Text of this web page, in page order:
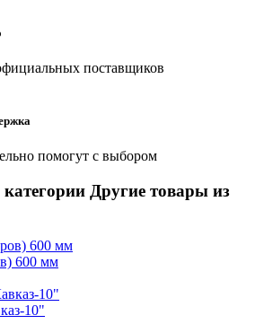
поставщиков
помогут с выбором
Другие товары из
600 мм
10"